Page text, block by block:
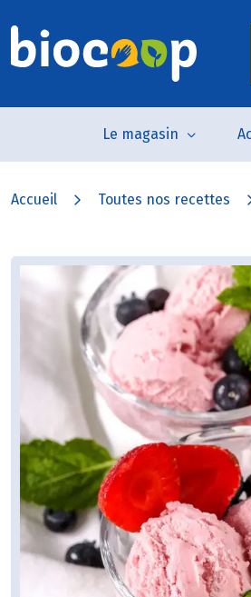
Le magasin
Accueil Toutes nos recettes